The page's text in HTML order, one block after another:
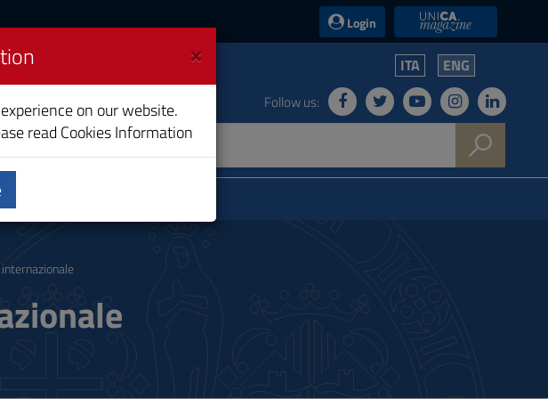
Login UniCA News
ITA ENG
Follow us:
×
on our website.
read Cookies Information